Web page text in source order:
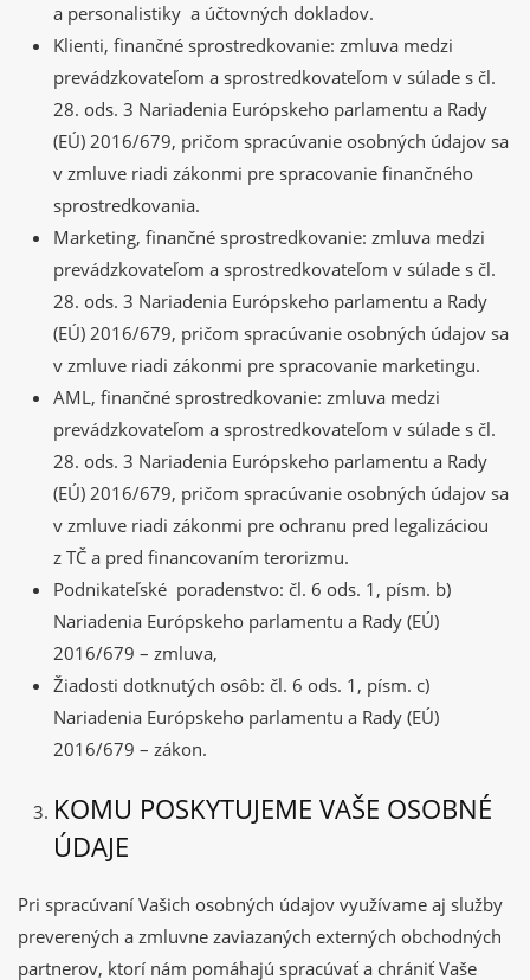
a personalistiky a účtovných dokladov.
Klienti, finančné sprostredkovanie: zmluva medzi
prevádzkovateľom a sprostredkovateľom v súlade s čl.
28. ods. 3 Nariadenia Európskeho parlamentu a Rady
(EÚ) 2016/679, pričom spracúvanie osobných údajov sa
v zmluve riadi zákonmi pre spracovanie finančného
sprostredkovania.
Marketing, finančné sprostredkovanie: zmluva medzi
prevádzkovateľom a sprostredkovateľom v súlade s čl.
28. ods. 3 Nariadenia Európskeho parlamentu a Rady
(EÚ) 2016/679, pričom spracúvanie osobných údajov sa
v zmluve riadi zákonmi pre spracovanie marketingu.
AML, finančné sprostredkovanie: zmluva medzi
prevádzkovateľom a sprostredkovateľom v súlade s čl.
28. ods. 3 Nariadenia Európskeho parlamentu a Rady
(EÚ) 2016/679, pričom spracúvanie osobných údajov sa
v zmluve riadi zákonmi pre ochranu pred legalizáciou
z TČ a pred financovaním terorizmu.
Podnikateľské poradenstvo: čl. 6 ods. 1, písm. b)
Nariadenia Európskeho parlamentu a Rady (EÚ)
2016/679 – zmluva,
Žiadosti dotknutých osôb: čl. 6 ods. 1, písm. c)
Nariadenia Európskeho parlamentu a Rady (EÚ)
2016/679 – zákon.
KOMU POSKYTUJEME VAŠE OSOBNÉ
ÚDAJE
Pri spracúvaní Vašich osobných údajov využívame aj služby
preverených a zmluvne zaviazaných externých obchodných
partnerov, ktorí nám pomáhajú spracúvať a chrániť Vaše